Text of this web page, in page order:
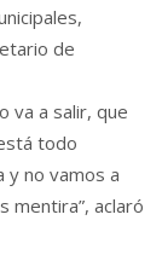
de
va a salir, que
todo
y no vamos a
mentira”, aclaró